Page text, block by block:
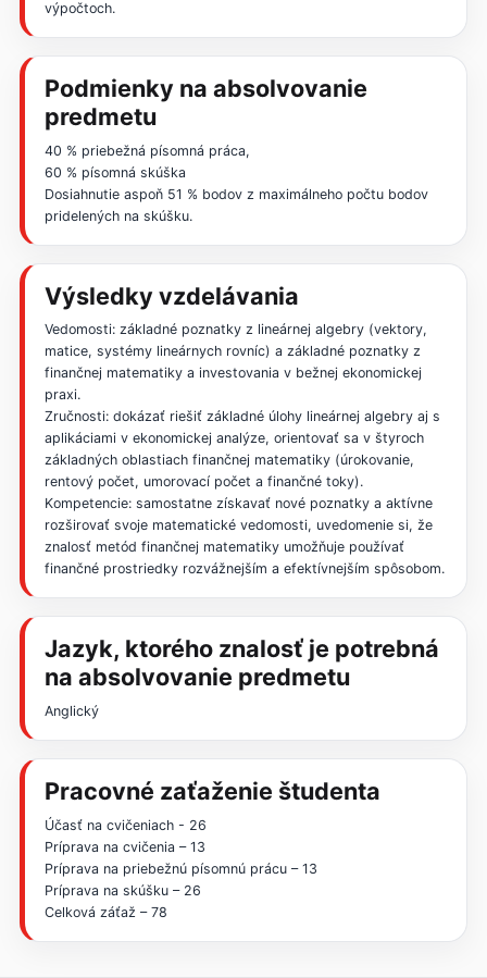
výpočtoch.
Podmienky na absolvovanie
predmetu
40 % priebežná písomná práca,
60 % písomná skúška
Dosiahnutie aspoň 51 % bodov z maximálneho počtu bodov
pridelených na skúšku.
Výsledky vzdelávania
Vedomosti: základné poznatky z lineárnej algebry (vektory,
matice, systémy lineárnych rovníc) a základné poznatky z
finančnej matematiky a investovania v bežnej ekonomickej
praxi.
Zručnosti: dokázať riešiť základné úlohy lineárnej algebry aj s
aplikáciami v ekonomickej analýze, orientovať sa v štyroch
základných oblastiach finančnej matematiky (úrokovanie,
rentový počet, umorovací počet a finančné toky).
Kompetencie: samostatne získavať nové poznatky a aktívne
rozširovať svoje matematické vedomosti, uvedomenie si, že
znalosť metód finančnej matematiky umožňuje používať
finančné prostriedky rozvážnejším a efektívnejším spôsobom.
Jazyk, ktorého znalosť je potrebná
na absolvovanie predmetu
Anglický
Pracovné zaťaženie študenta
Účasť na cvičeniach - 26
Príprava na cvičenia – 13
Príprava na priebežnú písomnú prácu – 13
Príprava na skúšku – 26
Celková záťaž – 78